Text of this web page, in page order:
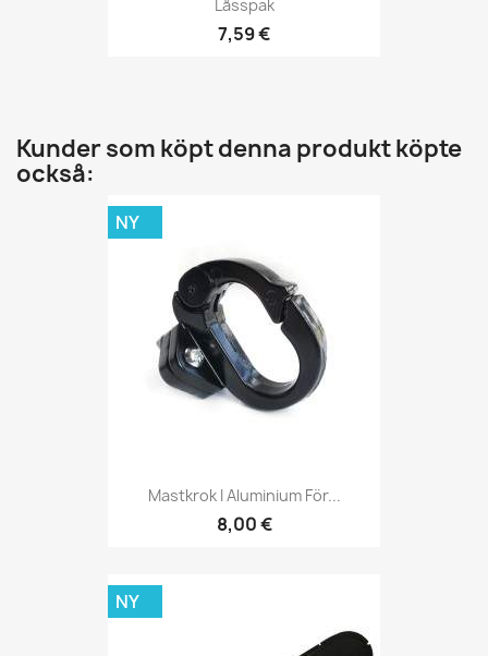
Låsspak
7,59 €
Kunder som köpt denna produkt köpte
också:
Mastkrok I Aluminium För...
8,00 €
NY
NY